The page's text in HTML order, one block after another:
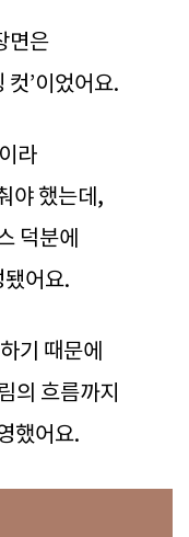
면은
컷’이었어요.
라
야 했는데,
덕분에
어요.
기 때문에
의 흐름까지
했어요.